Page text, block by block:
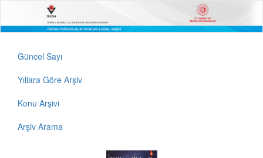
Güncel Sayı
Yıllara Göre Arşiv
Konu Arşivi
Arşiv Arama